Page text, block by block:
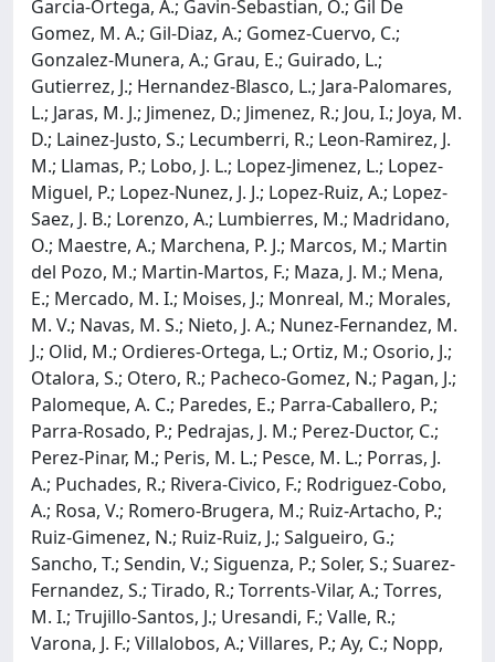
Garcia-Ortega, A.; Gavin-Sebastian, O.; Gil De
Gomez, M. A.; Gil-Diaz, A.; Gomez-Cuervo, C.;
Gonzalez-Munera, A.; Grau, E.; Guirado, L.;
Gutierrez, J.; Hernandez-Blasco, L.; Jara-Palomares,
L.; Jaras, M. J.; Jimenez, D.; Jimenez, R.; Jou, I.; Joya, M.
D.; Lainez-Justo, S.; Lecumberri, R.; Leon-Ramirez, J.
M.; Llamas, P.; Lobo, J. L.; Lopez-Jimenez, L.; Lopez-
Miguel, P.; Lopez-Nunez, J. J.; Lopez-Ruiz, A.; Lopez-
Saez, J. B.; Lorenzo, A.; Lumbierres, M.; Madridano,
O.; Maestre, A.; Marchena, P. J.; Marcos, M.; Martin
del Pozo, M.; Martin-Martos, F.; Maza, J. M.; Mena,
E.; Mercado, M. I.; Moises, J.; Monreal, M.; Morales,
M. V.; Navas, M. S.; Nieto, J. A.; Nunez-Fernandez, M.
J.; Olid, M.; Ordieres-Ortega, L.; Ortiz, M.; Osorio, J.;
Otalora, S.; Otero, R.; Pacheco-Gomez, N.; Pagan, J.;
Palomeque, A. C.; Paredes, E.; Parra-Caballero, P.;
Parra-Rosado, P.; Pedrajas, J. M.; Perez-Ductor, C.;
Perez-Pinar, M.; Peris, M. L.; Pesce, M. L.; Porras, J.
A.; Puchades, R.; Rivera-Civico, F.; Rodriguez-Cobo,
A.; Rosa, V.; Romero-Brugera, M.; Ruiz-Artacho, P.;
Ruiz-Gimenez, N.; Ruiz-Ruiz, J.; Salgueiro, G.;
Sancho, T.; Sendin, V.; Siguenza, P.; Soler, S.; Suarez-
Fernandez, S.; Tirado, R.; Torrents-Vilar, A.; Torres,
M. I.; Trujillo-Santos, J.; Uresandi, F.; Valle, R.;
Varona, J. F.; Villalobos, A.; Villares, P.; Ay, C.; Nopp,